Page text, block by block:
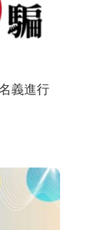
義進行